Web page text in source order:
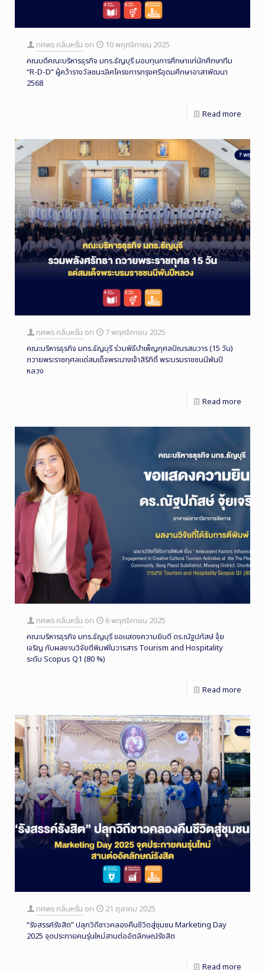
ทศพร กลิ่นหรั่น on
10 พฤศจิกายน 2025
คณบดีคณะบริหารธุรกิจ มทร.ธัญบุรี มอบทุนการศึกษาแก่นักศึกษาทีม
“R-D-D” ผู้คว้ารางวัลชนะเลิศโครงการกรุงศรีอุดมศึกษาอาสาพัฒนา
2568
Read more
ทศพร กลิ่นหรั่น on
7 พฤศจิกายน 2025
คณะบริหารธุรกิจ มทร.ธัญบุรี ร่วมพิธีบำเพ็ญกุศลปัณรสมวาร (15 วัน)
ถวายพระราชกุศลแด่สมเด็จพระนางเจ้าสิริกิติ์ พระบรมราชชนนีพันปี
หลวง
Read more
ทศพร กลิ่นหรั่น on
6 พฤศจิกายน 2025
คณะบริหารธุรกิจ มทร.ธัญบุรี ขอแสดงความยินดี ดร.ณัฐปภัสษ์ จุ้ย
เจริญ กับผลงานวิจัยตีพิมพ์ในวารสาร Tourism and Hospitality
ระดับ Scopus Q1 (80 %)
Read more
ทศพร กลิ่นหรั่น on
21 ตุลาคม 2025
“รังสรรค์รังสิต” ปลุกวิถีชาวคลองคืนชีวิตสู่ชุมชน Marketing Day
2025 จุดประกายคนรุ่นใหม่สานต่ออัตลักษณ์รังสิต
Read more